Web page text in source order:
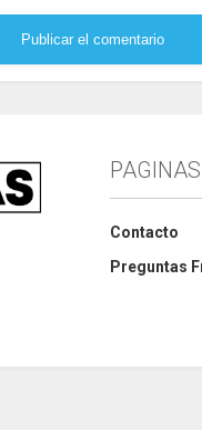
PAGINAS
Contacto
Preguntas